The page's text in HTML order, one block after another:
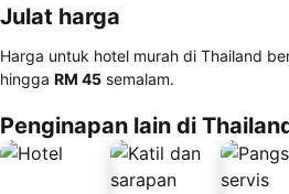
Julat harga
Harga untuk hotel murah di Thailand
hingga ‎RM 45 semalam.
Penginapan lain di